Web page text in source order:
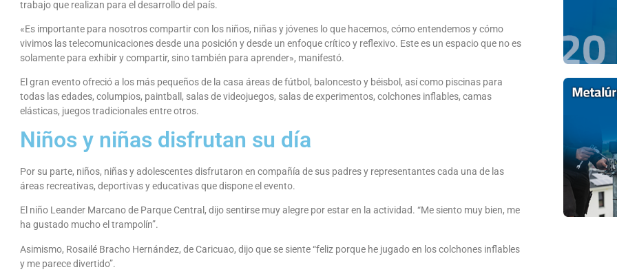
trabajo que realizan para el desarrollo del país.
«Es importante para nosotros compartir con los niños, niñas y jóvenes lo que hacemos, cómo entendemos y cómo
vivimos las telecomunicaciones desde una posición y desde un enfoque crítico y reflexivo. Este es un espacio que no es
solamente para exhibir y compartir, sino también para aprender», manifestó.
El gran evento ofreció a los más pequeños de la casa áreas de fútbol, baloncesto y béisbol, así como piscinas para
todas las edades, columpios, paintball, salas de videojuegos, salas de experimentos, colchones inflables, camas
elásticas, juegos tradicionales entre otros.
Niños y niñas disfrutan su día
Por su parte, niños, niñas y adolescentes disfrutaron en compañía de sus padres y representantes cada una de las
áreas recreativas, deportivas y educativas que dispone el evento.
El niño Leander Marcano de Parque Central, dijo sentirse muy alegre por estar en la actividad. “Me siento muy bien, me
ha gustado mucho el trampolín”.
Asimismo, Rosailé Bracho Hernández, de Caricuao, dijo que se siente “feliz porque he jugado en los colchones inflables
y me parece divertido”.